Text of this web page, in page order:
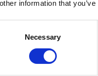
other information that
Necessary
tipologie diverse di
di
bisogno